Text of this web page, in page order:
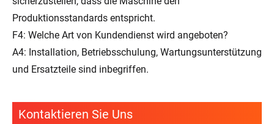
Produktionsstandards entspricht.
F4: Welche Art von Kundendienst wird angeboten?
A4: Installation, Betriebsschulung, Wartungsunterstützung
und Ersatzteile sind inbegriffen.
Kontaktieren Sie Uns